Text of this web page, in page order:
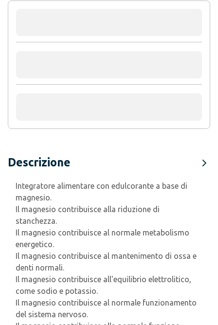
Descrizione
Integratore alimentare con edulcorante a base di
magnesio.
Il magnesio contribuisce alla riduzione di
stanchezza.
Il magnesio contribuisce al normale metabolismo
energetico.
Il magnesio contribuisce al mantenimento di ossa e
denti normali.
Il magnesio contribuisce all'equilibrio elettrolitico,
come sodio e potassio.
Il magnesio contribuisce al normale funzionamento
del sistema nervoso.